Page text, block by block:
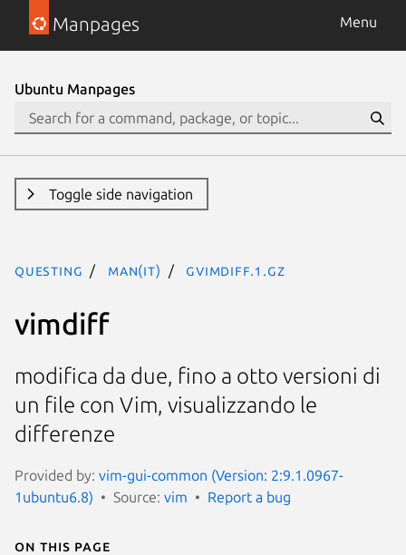
Manpages Menu
Ubuntu Manpages
Toggle side navigation
questing man(it) gvimdiff.1.gz
vimdiff
modifica da due, fino a otto versioni di
un file con Vim, visualizzando le
differenze
Provided by: vim-gui-common (Version: 2:9.1.0967-
1ubuntu6.8)
Source: vim Report a bug
On this page